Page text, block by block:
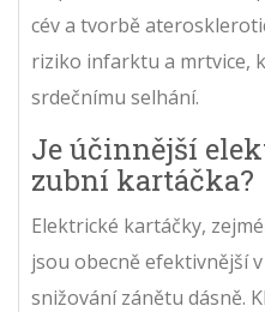
cév a tvorbě
riziko infarktu a mrtvice,
srdečnímu selhání.
Je účinnější
zubní kartáčka?
Elektrické kartáčky,
jsou obecně efektivnější
snižování zánětu dásně.